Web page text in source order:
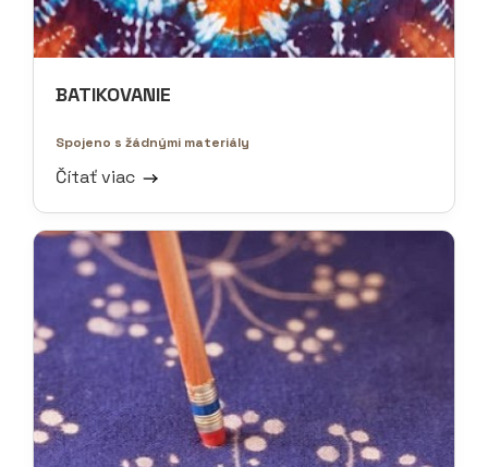
BATIKOVANIE
Spojeno s žádnými materiály
Čítať viac